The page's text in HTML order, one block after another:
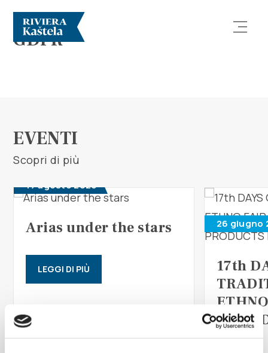
Esplora
Cosa fare
Multimedia
Tourist office
Safe in Dalmatia
GDPR
EVENTI
Scopri di più
17 agosto 2026
Arias under the stars
LEGGI DI PIÙ
26 giugno
17th
FAIR